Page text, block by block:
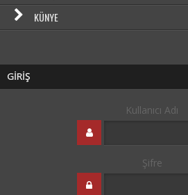
KÜNYE
GİRİŞ
Kullanıcı Adı
Şifre